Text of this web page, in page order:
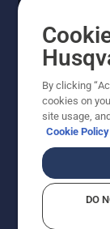
By clicking
cookies on
site usage,
Cookie Policy
DO